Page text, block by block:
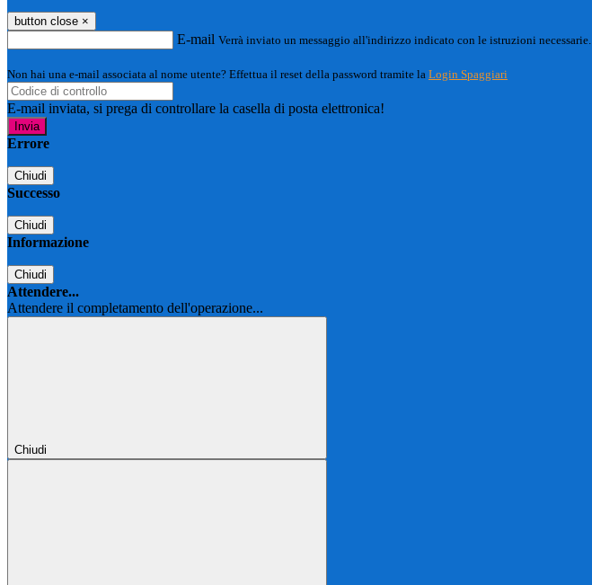
button close ×
E-mail Verrà inviato un messaggio all'indirizzo indicato con le istruzioni necessarie.
Non hai una e-mail associata al nome utente? Effettua il reset della password tramite la Login Spaggiari
E-mail inviata, si prega di controllare la casella di posta elettronica!
Errore
Chiudi
Successo
Chiudi
Informazione
Chiudi
Attendere...
Attendere il completamento dell'operazione...
Chiudi